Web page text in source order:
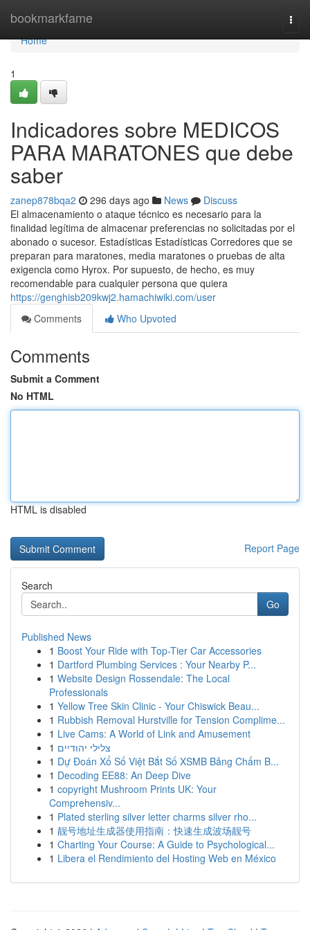
bookmarkfame
Home
Home
1
Indicadores sobre MEDICOS
PARA MARATONES que debe
saber
zanep878bqa2 296 days ago News
Discuss
El almacenamiento o ataque técnico es necesario para la
finalidad legítima de almacenar preferencias no solicitadas por el
abonado o sucesor. Estadísticas Estadísticas Corredores que se
preparan para maratones, media maratones o pruebas de alta
exigencia como Hyrox. Por supuesto, de hecho, es muy
recomendable para cualquier persona que quiera
https://genghisb209kwj2.hamachiwiki.com/user
Comments
Who Upvoted
Comments
Submit a Comment
No HTML
HTML is disabled
Report Page
Search
Go
Published News
1 Boost Your Ride with Top-Tier Car Accessories
1 Dartford Plumbing Services : Your Nearby P...
1 Website Design Rossendale: The Local
Professionals
1 Yellow Tree Skin Clinic - Your Chiswick Beau...
1 Rubbish Removal Hurstville for Tension Complime...
1 Live Cams: A World of Link and Amusement
1 צלילי יהודיים
1 Dự Đoán Xổ Số Việt Bắt Số XSMB Bảng Chấm B...
1 Decoding EE88: An Deep Dive
1 copyright Mushroom Prints UK: Your
Comprehensiv...
1 Plated sterling silver letter charms silver rho...
1 靓号地址生成器使用指南：快速生成波场靓号
1 Charting Your Course: A Guide to Psychological...
1 Libera el Rendimiento del Hosting Web en México